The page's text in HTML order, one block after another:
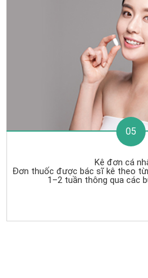
05
Kê đơn cá
Đơn thuốc được bác sĩ kê theo
1–2 tuần thông qua các